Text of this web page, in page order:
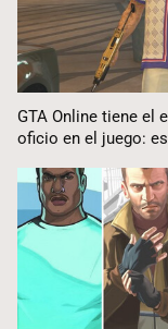
GTA Online tiene el
oficio en el juego: